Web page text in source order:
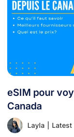
eSIM pour
Canada
Layla Latest